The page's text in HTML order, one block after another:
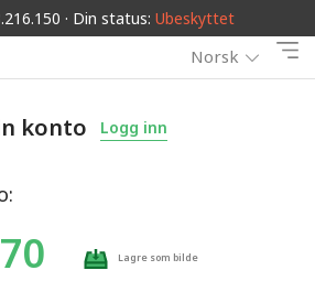
· Din status: Ubeskyttet
Norsk
konto Logg inn
Lagre som bilde